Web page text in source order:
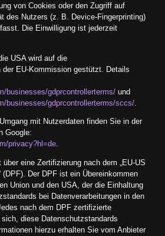
von Cookies oder den Zugriff auf
des Nutzers (z. B. Device-Fingerprinting)
Die Einwilligung ist jederzeit
USA wird auf die
der EU-Kommission gestützt. Details
businesses/gdprcontrollerterms/ und
businesses/gdprcontrollerterms/sccs/
mit Nutzerdaten finden Sie in der
Google:
privacy?hl=de.
eine Zertifizierung nach dem „EU-US
(DPF). Der DPF ist ein Übereinkommen
Union und den USA, der die Einhaltung
bei Datenverarbeitungen in den
nach dem DPF zertifizierte
diese Datenschutzstandards
hierzu erhalten Sie vom Anbieter